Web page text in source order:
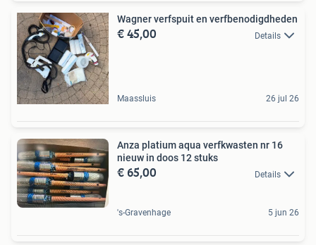
Wagner verfspuit en verfbenodigdheden
€ 45,00 Details
Maassluis 26 jul 26
Anza platium aqua verfkwasten nr 16
nieuw in doos 12 stuks
€ 65,00 Details
's-Gravenhage 5 jun 26